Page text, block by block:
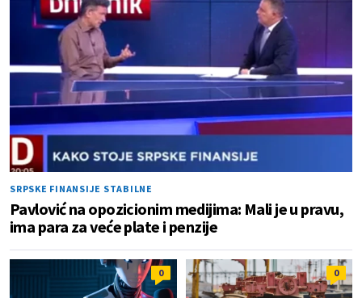
SRPSKE FINANSIJE STABILNE
Pavlović na opozicionim medijima: Mali je u pravu,
ima para za veće plate i penzije
0 0